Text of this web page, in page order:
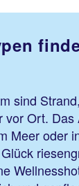
sind
vor Ort. Das
Meer oder